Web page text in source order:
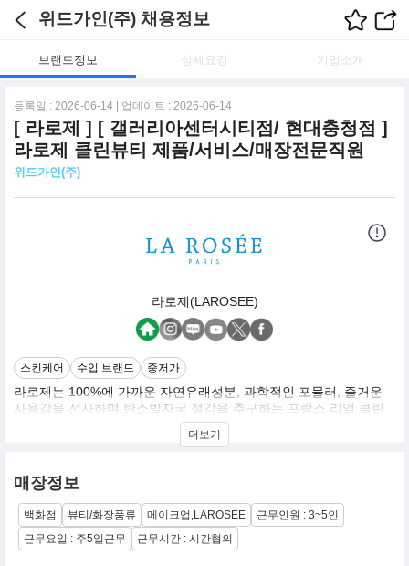
위드가인(주) 채용정보
브랜드정보 상세요강 기업소개
등록일 : 2026-06-14 | 업데이트 : 2026-06-14
[ 라로제 ] [ 갤러리아센터시티점/ 현대충청점 ]
라로제 클린뷰티 제품/서비스/매장전문직원
위드가인(주)
라로제(LAROSEE)
스킨케어 수입 브랜드 중저가
라로제는 100%에 가까운 자연유래성분, 과학적인 포뮬러, 즐거운
사용감을 선사하며 탄소발자국 절감을 추구하는 프랑스 리얼 클린
더보기
매장정보
백화점 뷰티/화장품류 메이크업,LAROSEE
근무인원 : 3~5인
근무요일 : 주5일근무
근무시간 : 시간협의